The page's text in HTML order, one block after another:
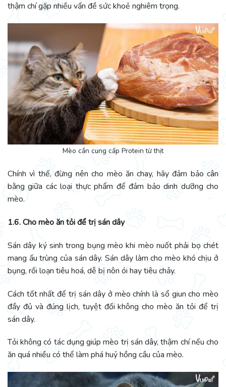
thậm chí gặp nhiều vấn đề sức khoẻ nghiêm trọng.
Mèo cần cung cấp Protein từ thịt
Chính vì thế, đừng nên cho mèo ăn chay, hãy đảm bảo cân
bằng giữa các loại thực phẩm để đảm bảo dinh dưỡng cho
mèo.
1.6. Cho mèo ăn tỏi để trị sán dây
Sán dây ký sinh trong bụng mèo khi mèo nuốt phải bọ chét
mang ấu trùng của sán dây. Sán dây làm cho mèo khó chịu ở
bụng, rối loạn tiêu hoá, dễ bị nôn ói hay tiêu chảy.
Cách tốt nhất để trị sán dây ở mèo chính là sổ giun cho mèo
đầy đủ và đúng lịch, tuyệt đối không cho mèo ăn tỏi để trị
sán dây.
Tỏi không có tác dụng giúp mèo trị sán dây, thậm chí nếu cho
ăn quá nhiều có thể làm phá huỷ hồng cầu của mèo.